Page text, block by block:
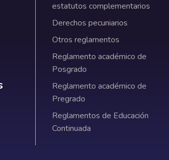
institucionales
estatutos complementarios
Derechos pecuniarios
Otros reglamentos
Reglamento académico de
Posgrado
Reglamento académico de
Pregrado
Reglamentos de Educación
Continuada